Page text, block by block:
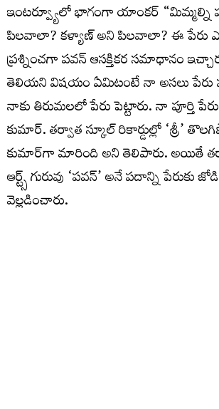
ఇంటర్వ్యూలో భాగంగా యాంకర్ “మిమ్మల్ని
పిలవాలా? కళ్యాణ్ అని పిలవాలా? ఈ పేరు
ప్రశ్నించగా పవన్ ఆసక్తికర సమాధానం
తెలియని విషయం ఏమిటంటే నా అసలు పేరు
నాకు తిరుమలలో పేరు పెట్టారు. నా పూర్తి
కుమార్. తర్వాత స్కూల్ రికార్డుల్లో ‘శ్రీ’
కుమార్‌గా మారింది అని తెలిపారు. అయితే
ఆర్ట్స్ గురువు ‘పవన్’ అనే పదాన్ని పేరుకు
వెల్లడించారు.